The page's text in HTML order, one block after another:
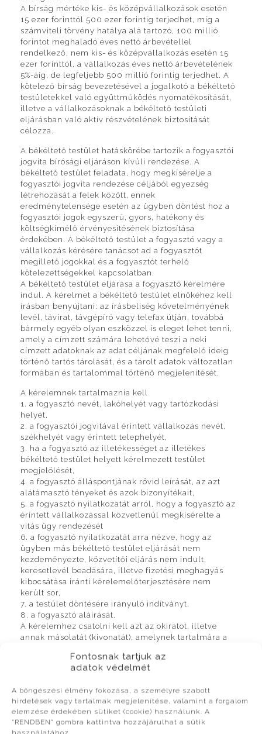
Fontosnak tartjuk az
adatok védelmét
A böngészési élmény fokozása, a személyre szabott
hirdetések vagy tartalmak megjelenítése, valamint a forgalom
elemzése érdekében sütiket (cookie) használunk. A
"RENDBEN" gombra kattintva hozzájárulhat a sütik
A bírság mértéke kis- és középvállalkozások esetén
15 ezer forinttól 500 ezer forintig terjedhet, míg a
számviteli törvény hatálya alá tartozó, 100 millió
forintot meghaladó éves nettó árbevétellel
rendelkező, nem kis- és középvállalkozás esetén 15
ezer forinttól, a vállalkozás éves nettó árbevételének
5%-áig, de legfeljebb 500 millió forintig terjedhet. A
kötelező bírság bevezetésével a jogalkotó a békéltető
testületekkel való együttműködés nyomatékosítását,
illetve a vállalkozásoknak a békéltető testületi
eljárásban való aktív részvételének biztosítását
célozza.
A békéltető testület hatáskörébe tartozik a fogyasztói
jogvita bírósági eljáráson kívüli rendezése. A
békéltető testület feladata, hogy megkísérelje a
fogyasztói jogvita rendezése céljából egyezség
létrehozását a felek között, ennek
eredménytelensége esetén az ügyben döntést hoz a
fogyasztói jogok egyszerű, gyors, hatékony és
költségkímélő érvényesítésének biztosítása
érdekében. A békéltető testület a fogyasztó vagy a
vállalkozás kérésére tanácsot ad a fogyasztót
megillető jogokkal és a fogyasztót terhelő
kötelezettségekkel kapcsolatban.
A békéltető testület eljárása a fogyasztó kérelmére
indul. A kérelmet a békéltető testület elnökéhez kell
írásban benyújtani: az írásbeliség követelményének
levél, távirat, távgépíró vagy telefax útján, továbbá
bármely egyéb olyan eszközzel is eleget lehet tenni,
amely a címzett számára lehetővé teszi a neki
címzett adatoknak az adat céljának megfelelő ideig
történő tartós tárolását, és a tárolt adatok változatlan
formában és tartalommal történő megjelenítését.
A kérelemnek tartalmaznia kell
1. a fogyasztó nevét, lakóhelyét vagy tartózkodási
helyét,
2. a fogyasztói jogvitával érintett vállalkozás nevét,
székhelyét vagy érintett telephelyét,
3. ha a fogyasztó az illetékességet az illetékes
békéltető testület helyett kérelmezett testület
megjelölését,
4. a fogyasztó álláspontjának rövid leírását, az azt
alátámasztó tényeket és azok bizonyítékait,
5. a fogyasztó nyilatkozatát arról, hogy a fogyasztó az
érintett vállalkozással közvetlenül megkísérelte a
vitás ügy rendezését
6. a fogyasztó nyilatkozatát arra nézve, hogy az
ügyben más békéltető testület eljárását nem
kezdeményezte, közvetítői eljárás nem indult,
keresetlevél beadására, illetve fizetési meghagyás
kibocsátása iránti kérelemelőterjesztésére nem
került sor,
7. a testület döntésére irányuló indítványt,
8. a fogyasztó aláírását.
A kérelemhez csatolni kell azt az okiratot, illetve
annak másolatát (kivonatát), amelynek tartalmára a
vállalkozás írásbeli nyilatkozatát a panasz
elutasításáról, ennek hiányában a fogyasztó
előírt egyeztetés megkísérléséről.
Ha a fogyasztó meghatalmazott útján jár el, a
kérelemhez csatolni kell a meghatalmazást.
A Békéltető Testületekről bővebb információ itt